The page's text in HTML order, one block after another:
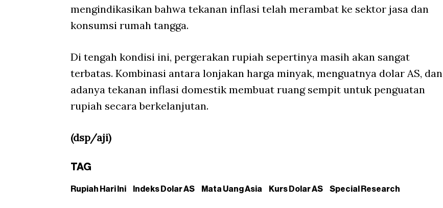
mengindikasikan bahwa tekanan inflasi telah merambat ke sektor jasa dan
konsumsi rumah tangga.
Di tengah kondisi ini, pergerakan rupiah sepertinya masih akan sangat
terbatas. Kombinasi antara lonjakan harga minyak, menguatnya dolar AS, dan
adanya tekanan inflasi domestik membuat ruang sempit untuk penguatan
rupiah secara berkelanjutan.
(dsp/aji)
TAG
Rupiah Hari Ini Indeks Dolar AS Mata Uang Asia Kurs Dolar AS Special Research